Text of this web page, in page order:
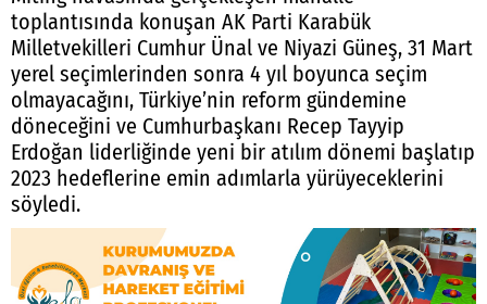
toplantısında konuşan AK Parti Karabük
Milletvekilleri Cumhur Ünal ve Niyazi Güneş, 31 Mart
yerel seçimlerinden sonra 4 yıl boyunca seçim
olmayacağını, Türkiye’nin reform gündemine
döneceğini ve Cumhurbaşkanı Recep Tayyip
Erdoğan liderliğinde yeni bir atılım dönemi başlatıp
2023 hedeflerine emin adımlarla yürüyeceklerini
söyledi.